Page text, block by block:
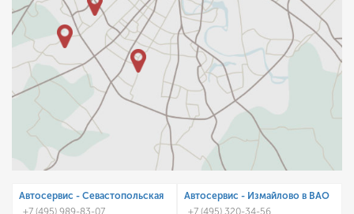
Автосервис - Cевастопольская
+7 (495) 989-83-07
Автосервис - Измайлово в ВАО
+7 (495) 320-34-56